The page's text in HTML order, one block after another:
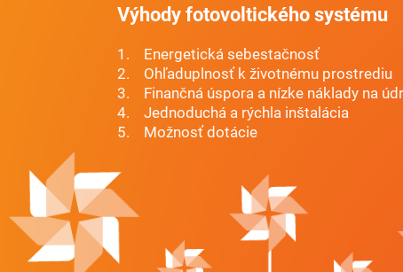
Výhody fotovoltického systému
1.
Energetická sebestačnosť
2.
Ohľaduplnosť k životnému prostrediu
3.
Finančná úspora a nízke náklady na
4.
Jednoduchá a rýchla inštalácia
5.
Možnosť dotácie